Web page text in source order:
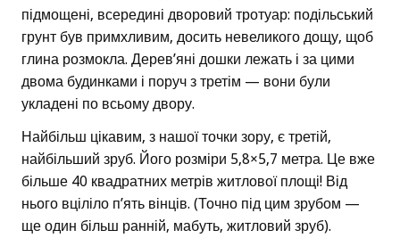
підмощені, всередині дворовий тротуар: подільський
грунт був примхливим, досить невеликого дощу, щоб
глина розмокла. Дерев’яні дошки лежать і за цими
двома будинками і поруч з третім — вони були
укладені по всьому двору.
Найбільш цікавим, з нашої точки зору, є третій,
найбільший зруб. Його розміри 5,8×5,7 метра. Це вже
більше 40 квадратних метрів житлової площі! Від
нього вціліло п’ять вінців. (Точно під цим зрубом —
ще один більш ранній, мабуть, житловий зруб).